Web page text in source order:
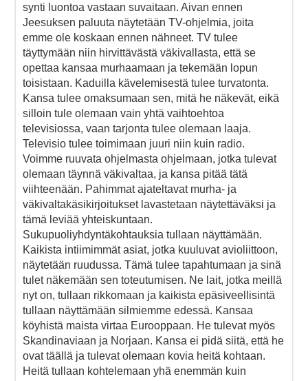
synti luontoa vastaan suvaitaan. Aivan ennen
Jeesuksen paluuta näytetään TV-ohjelmia, joita
emme ole koskaan ennen nähneet. TV tulee
täyttymään niin hirvittävästä väkivallasta, että se
opettaa kansaa murhaamaan ja tekemään lopun
toisistaan. Kaduilla kävelemisestä tulee turvatonta.
Kansa tulee omaksumaan sen, mitä he näkevät, eikä
silloin tule olemaan vain yhtä vaihtoehtoa
televisiossa, vaan tarjonta tulee olemaan laaja.
Televisio tulee toimimaan juuri niin kuin radio.
Voimme ruuvata ohjelmasta ohjelmaan, jotka tulevat
olemaan täynnä väkivaltaa, ja kansa pitää tätä
viihteenään. Pahimmat ajateltavat murha- ja
väkivaltakäsikirjoitukset lavastetaan näytettäväksi ja
tämä leviää yhteiskuntaan.
Sukupuoliyhdyntäkohtauksia tullaan näyttämään.
Kaikista intiimimmät asiat, jotka kuuluvat avioliittoon,
näytetään ruudussa. Tämä tulee tapahtumaan ja sinä
tulet näkemään sen toteutumisen. Ne lait, jotka meillä
nyt on, tullaan rikkomaan ja kaikista epäsiveellisintä
tullaan näyttämään silmiemme edessä. Kansaa
köyhistä maista virtaa Eurooppaan. He tulevat myös
Skandinaviaan ja Norjaan. Kansa ei pidä siitä, että he
ovat täällä ja tulevat olemaan kovia heitä kohtaan.
Heitä tullaan kohtelemaan yhä enemmän kuin